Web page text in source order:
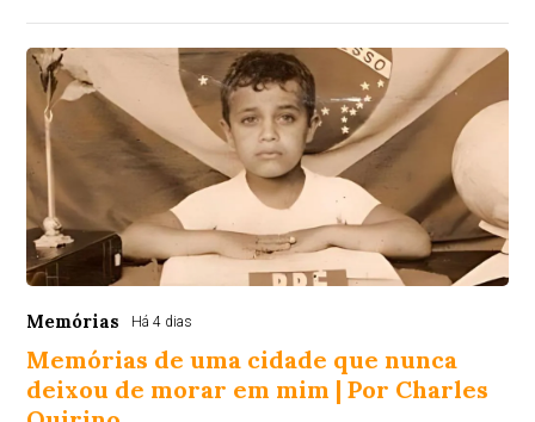
Memórias Há 4 dias
Memórias de uma cidade que nunca
deixou de morar em mim | Por Charles